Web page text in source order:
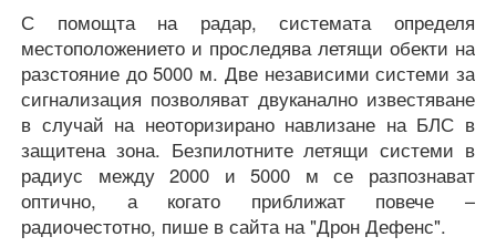
С помощта на радар, системата определя
местоположението и проследява летящи обекти на
разстояние до 5000 м. Две независими системи за
сигнализация позволяват двуканално известяване
в случай на неоторизирано навлизане на БЛС в
защитена зона. Безпилотните летящи системи в
радиус между 2000 и 5000 м се разпознават
оптично, а когато приближат повече –
радиочестотно, пише в сайта на "Дрон Дефенс".